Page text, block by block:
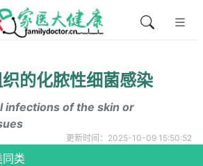
的化脓性细菌感染
infections of the skin or
更新时间：2025-10-09 15:50:52
同类